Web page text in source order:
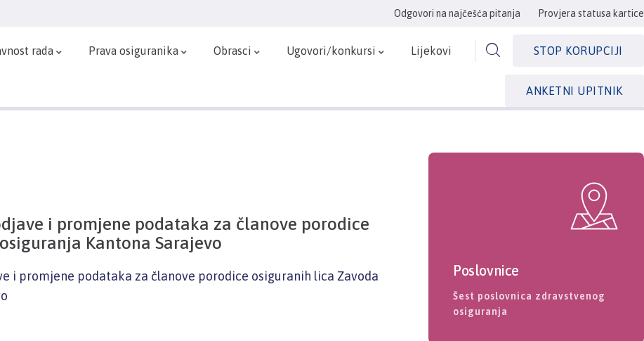
Odgovori na najčešća pitanja Provjera statusa kartice
rada Prava osiguranika Obrasci Ugovori/konkursi Lijekovi STOP KORUPCIJI
ANKETNI UPITNIK
i promjene podataka za članove porodice
Kantona Sarajevo
i promjene podataka za članove porodice osiguranih lica Zavoda
Poslovnice
Šest poslovnica zdravstvenog
osiguranja